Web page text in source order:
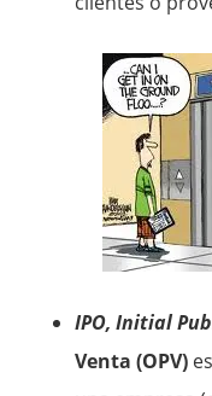
IPO, Initial
Venta (OPV)